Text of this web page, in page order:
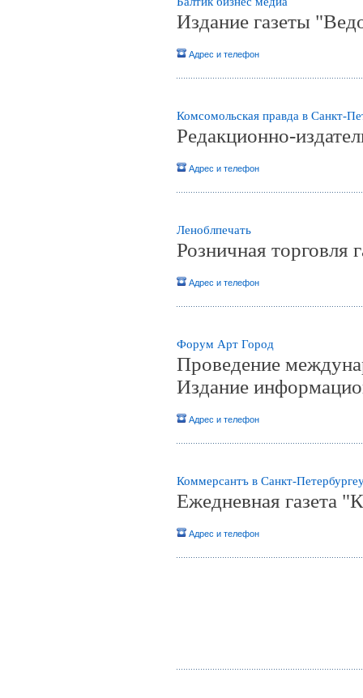
Издание газеты
Адрес и телефон
Комсомольская правда в Санкт-
Редакционно-
Адрес и телефон
Леноблпечать
Розничная торговля
Адрес и телефон
Форум Арт Город
Проведение
Издание
Адрес и телефон
Коммерсантъ в Санкт-
Ежедневная газета
Адрес и телефон